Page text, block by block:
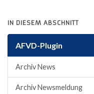
IN DIESEM ABSCHNITT
AFVD-Plugin
Archiv News
Archiv Newsmeldung